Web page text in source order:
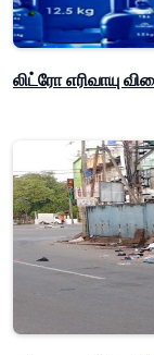
லிட்ரோ எரிவாயு